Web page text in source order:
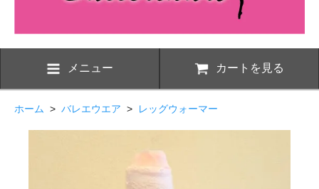
メニュー カートを見る
ホーム > バレエウエア > レッグウォーマー